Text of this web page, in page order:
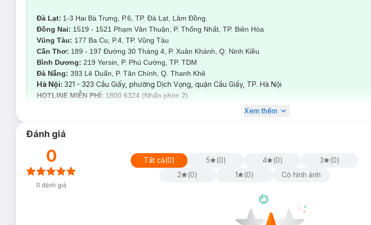
Đồng thời còn giúp đào thải độc tố, làm sạch làn da, giúp làn da khỏe mạnh, giảm thiểu
được các chuyên viên về da tại
thử nghiệm trên tất cả loại da vì thế khách có thể hoàn toàn yên tâm về độ lành tính của công thức này. Kết
Đà Lạt: 1-3 Hai Bà Trưng, P.6, TP. Đà Lạt, Lâm Đồng.
Đồng Nai: 1519 - 1521 Phạm Văn Thuận, P. Thống Nhất, TP. Biên Hòa
Vũng Tàu: 177 Ba Cu, P.4, TP. Vũng Tàu
Cần Thơ: 189 - 197 Đường 30 Tháng 4, P. Xuân Khánh, Q. Ninh Kiều
Bình Dương: 219 Yersin, P. Phú Cường, TP. TDM
Đà Nẵng: 393 Lê Duẩn, P. Tân Chính, Q. Thanh Khê
Hà Nội: 321 - 323 Cầu Giấy, phường Dịch Vọng, quận Cầu Giấy, TP. Hà Nội
HOTLINE MIỄN PHÍ: 1800 6324 (Nhấn phím 2)
Xem thêm
Đánh giá
0
0 đánh giá
Tất cả(0) 5 (0) 4 (0) 3 (0)
2
(0) 1 (0) Có hình ảnh